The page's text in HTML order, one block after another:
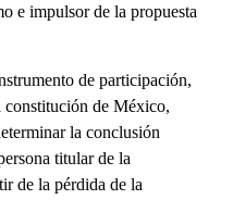
e impulsor de la propuesta
de participación,
de México,
la conclusión
titular de la
de la pérdida de la